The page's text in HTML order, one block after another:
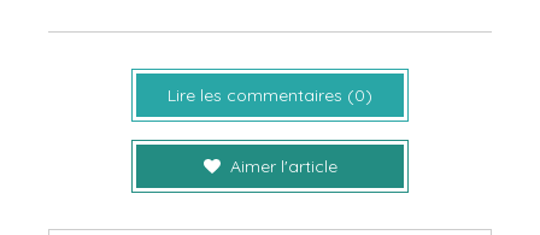
Lire les commentaires (0)
Aimer l'article